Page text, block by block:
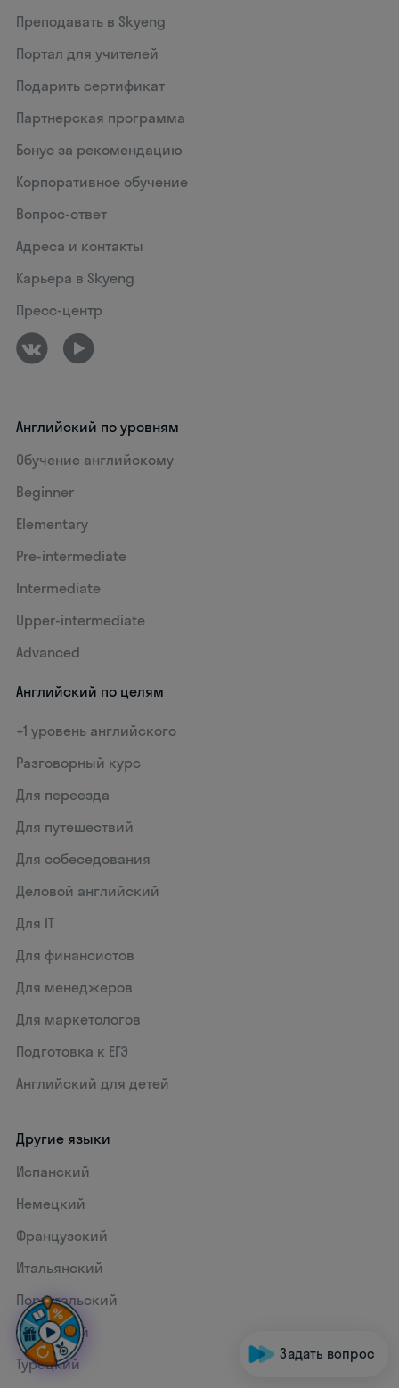
Преподавать в Skyeng
Портал для учителей
Подарить сертификат
Партнерская программа
Бонус за рекомендацию
Корпоративное обучение
Вопрос-ответ
Адреса и контакты
Карьера в Skyeng
Пресс-центр
Английский по уровням
Обучение английскому
Beginner
Elementary
Pre-intermediate
Intermediate
Upper-intermediate
Advanced
Английский по целям
+1 уровень английского
Разговорный курс
Для переезда
Для путешествий
Для собеседования
Деловой английский
Для IT
Для финансистов
Для менеджеров
Для маркетологов
Подготовка к ЕГЭ
Английский для детей
Другие языки
Испанский
Немецкий
Французский
Итальянский
Португальский
Китайский
Турецкий
Задать вопрос